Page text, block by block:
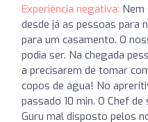
Experiência negativa: Nem
desde já as pessoas para
para um casamento. O
podia ser. Na chegada
a precisarem de tomar
copos de água! No
passado 10 min. O Chef
Guru mal disposto pelos